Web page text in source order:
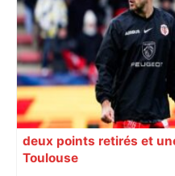
deux points retirés et
Toulouse